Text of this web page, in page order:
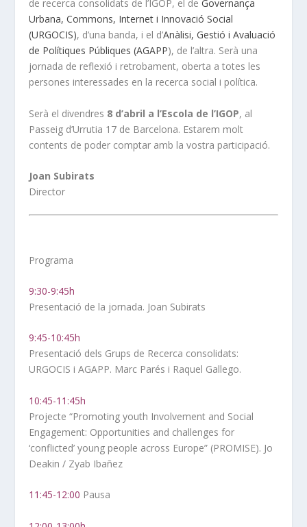
de recerca consolidats de l’IGOP, el deGovernança
Urbana, Commons, Internet i Innovació Social
(URGOCIS), d’una banda, i el d’Anàlisi, Gestió i Avaluació
de Polítiques Públiques (AGAPP), de l’altra. Serà una
jornada de reflexió i retrobament, oberta a totes les
persones interessades en la recerca social i política.
Serà el divendres 8 d’abril a l’Escola de l’IGOP, al
Passeig d’Urrutia 17 de Barcelona. Estarem molt
contents de poder comptar amb la vostra participació.
Joan Subirats
Director
Programa
9:30-9:45h
Presentació de la jornada. Joan Subirats
9:45-10:45h
Presentació dels Grups de Recerca consolidats:
URGOCIS i AGAPP. Marc Parés i Raquel Gallego.
10:45-11:45h
Projecte “Promoting youth Involvement and Social
Engagement: Opportunities and challenges for
‘conflicted’ young people across Europe” (PROMISE). Jo
Deakin / Zyab Ibañez
11:45-12:00 Pausa